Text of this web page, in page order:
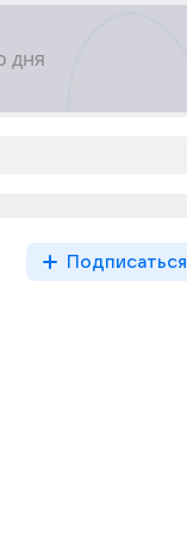
Подписаться